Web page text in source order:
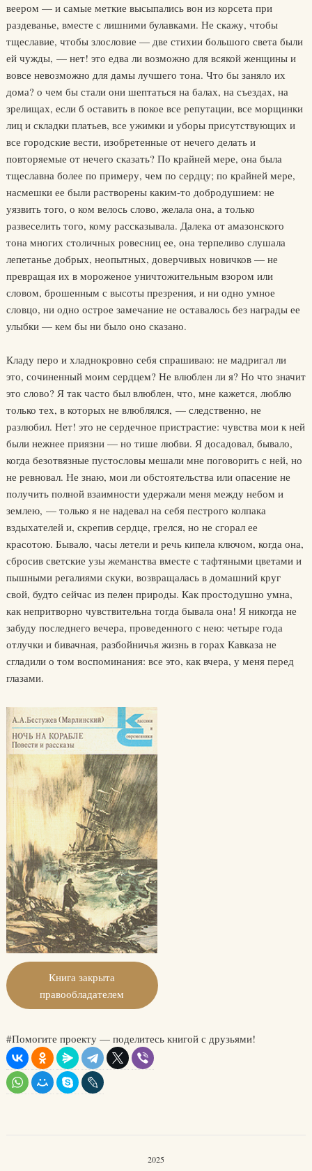
веером — и самые меткие высыпались вон из корсета при
раздеванье, вместе с лишними булавками. Не скажу, чтобы
тщеславие, чтобы злословие — две стихии большого света были
ей чужды, — нет! это едва ли возможно для всякой женщины и
вовсе невозможно для дамы лучшего тона. Что бы заняло их
дома? о чем бы стали они шептаться на балах, на съездах, на
зрелищах, если б оставить в покое все репутации, все морщинки
лиц и складки платьев, все ужимки и уборы присутствующих и
все городские вести, изобретенные от нечего делать и
повторяемые от нечего сказать? По крайней мере, она была
тщеславна более по примеру, чем по сердцу; по крайней мере,
насмешки ее были растворены каким-то добродушием: не
уязвить того, о ком велось слово, желала она, а только
развеселить того, кому рассказывала. Далека от амазонского
тона многих столичных ровесниц ее, она терпеливо слушала
лепетанье добрых, неопытных, доверчивых новичков — не
превращая их в мороженое уничтожительным взором или
словом, брошенным с высоты презрения, и ни одно умное
словцо, ни одно острое замечание не оставалось без награды ее
улыбки — кем бы ни было оно сказано.
Кладу перо и хладнокровно себя спрашиваю: не мадригал ли
это, сочиненный моим сердцем? Не влюблен ли я? Но что значит
это слово? Я так часто был влюблен, что, мне кажется, люблю
только тех, в которых не влюблялся, — следственно, не
разлюбил. Нет! это не сердечное пристрастие: чувства мои к ней
были нежнее приязни — но тише любви. Я досадовал, бывало,
когда безотвязные пустословы мешали мне поговорить с ней, но
не ревновал. Не знаю, мои ли обстоятельства или опасение не
получить полной взаимности удержали меня между небом и
землею, — только я не надевал на себя пестрого колпака
вздыхателей и, скрепив сердце, грелся, но не сгорал ее
красотою. Бывало, часы летели и речь кипела ключом, когда она,
сбросив светские узы жеманства вместе с тафтяными цветами и
пышными регалиями скуки, возвращалась в домашний круг
свой, будто сейчас из пелен природы. Как простодушно умна,
как непритворно чувствительна тогда бывала она! Я никогда не
забуду последнего вечера, проведенного с нею: четыре года
отлучки и бивачная, разбойничья жизнь в горах Кавказа не
сгладили о том воспоминания: все это, как вчера, у меня перед
глазами.
Книга закрыта
правообладателем
#Помогите проекту — поделитесь книгой с друзьями!
2025